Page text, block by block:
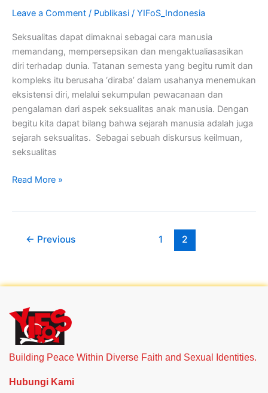
Leave a Comment / Publikasi / YIFoS_Indonesia
Seksualitas dapat dimaknai sebagai cara manusia
memandang, mempersepsikan dan mengaktualiasasikan
diri terhadap dunia. Tatanan semesta yang begitu rumit dan
kompleks itu berusaha ‘diraba’ dalam usahanya menemukan
eksistensi diri, melalui sekumpulan pewacanaan dan
pengalaman dari aspek seksualitas anak manusia. Dengan
begitu kita dapat bilang bahwa sejarah manusia adalah juga
sejarah seksualitas. Sebagai sebuah diskursus keilmuan,
seksualitas
Read More »
← Previous 1 2
Building Peace Within Diverse Faith and Sexual Identities.
Hubungi Kami